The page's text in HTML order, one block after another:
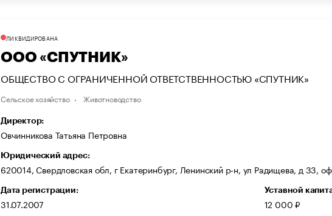
ЛИКВИДИРОВАНА
ООО «СПУТНИК»
ОБЩЕСТВО С ОГРАНИЧЕННОЙ ОТВЕТСТВЕННОСТЬЮ «СПУТНИК»
Сельское хозяйство Животноводство
Директор:
Овчинникова Татьяна Петровна
Юридический адрес:
620014, Свердловская обл, г Екатеринбург, Ленинский р-н, ул Радищева, д 33,
Дата регистрации:
31.07.2007
Уставной
12 000 ₽